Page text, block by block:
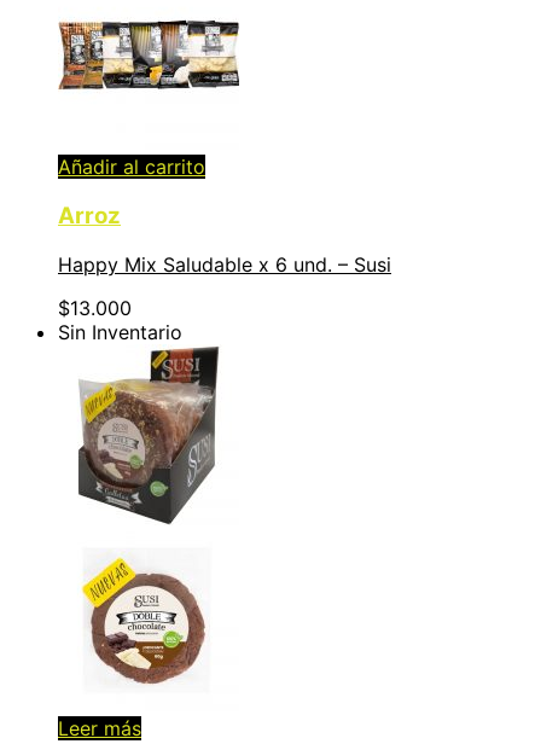
Añadir al carrito
Arroz
Happy Mix Saludable x 6 und. – Susi
$13.000
Sin Inventario
Leer más